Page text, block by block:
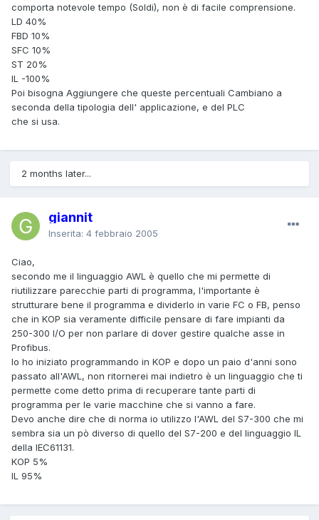
comporta notevole tempo (Soldi), non è di facile comprensione.
LD 40%
FBD 10%
SFC 10%
ST 20%
IL -100%
Poi bisogna Aggiungere che queste percentuali Cambiano a
seconda della tipologia dell' applicazione, e del PLC
che si usa.
2 months later...
giannit
Inserita: 4 febbraio 2005
Ciao,
secondo me il linguaggio AWL è quello che mi permette di
riutilizzare parecchie parti di programma, l'importante è
strutturare bene il programma e dividerlo in varie FC o FB, penso
che in KOP sia veramente difficile pensare di fare impianti da
250-300 I/O per non parlare di dover gestire qualche asse in
Profibus.
Io ho iniziato programmando in KOP e dopo un paio d'anni sono
passato all'AWL, non ritornerei mai indietro è un linguaggio che ti
permette come detto prima di recuperare tante parti di
programma per le varie macchine che si vanno a fare.
Devo anche dire che di norma io utilizzo l'AWL del S7-300 che mi
sembra sia un pò diverso di quello del S7-200 e del linguaggio IL
della IEC61131.
KOP 5%
IL 95%